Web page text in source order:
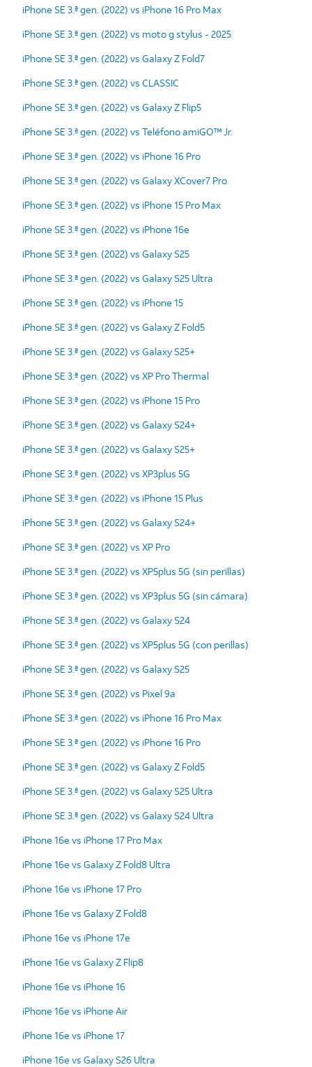
iPhone SE 3.ª gen. (2022) vs iPhone 16 Pro Max
iPhone SE 3.ª gen. (2022) vs moto g stylus - 2025
iPhone SE 3.ª gen. (2022) vs Galaxy Z Fold7
iPhone SE 3.ª gen. (2022) vs CLASSIC
iPhone SE 3.ª gen. (2022) vs Galaxy Z Flip5
iPhone SE 3.ª gen. (2022) vs Teléfono amiGO™ Jr.
iPhone SE 3.ª gen. (2022) vs iPhone 16 Pro
iPhone SE 3.ª gen. (2022) vs Galaxy XCover7 Pro
iPhone SE 3.ª gen. (2022) vs iPhone 15 Pro Max
iPhone SE 3.ª gen. (2022) vs iPhone 16e
iPhone SE 3.ª gen. (2022) vs Galaxy S25
iPhone SE 3.ª gen. (2022) vs Galaxy S25 Ultra
iPhone SE 3.ª gen. (2022) vs iPhone 15
iPhone SE 3.ª gen. (2022) vs Galaxy Z Fold5
iPhone SE 3.ª gen. (2022) vs Galaxy S25+
iPhone SE 3.ª gen. (2022) vs XP Pro Thermal
iPhone SE 3.ª gen. (2022) vs iPhone 15 Pro
iPhone SE 3.ª gen. (2022) vs Galaxy S24+
iPhone SE 3.ª gen. (2022) vs Galaxy S25+
iPhone SE 3.ª gen. (2022) vs XP3plus 5G
iPhone SE 3.ª gen. (2022) vs iPhone 15 Plus
iPhone SE 3.ª gen. (2022) vs Galaxy S24+
iPhone SE 3.ª gen. (2022) vs XP Pro
iPhone SE 3.ª gen. (2022) vs XP5plus 5G (sin perillas)
iPhone SE 3.ª gen. (2022) vs XP3plus 5G (sin cámara)
iPhone SE 3.ª gen. (2022) vs Galaxy S24
iPhone SE 3.ª gen. (2022) vs XP5plus 5G (con perillas)
iPhone SE 3.ª gen. (2022) vs Galaxy S25
iPhone SE 3.ª gen. (2022) vs Pixel 9a
iPhone SE 3.ª gen. (2022) vs iPhone 16 Pro Max
iPhone SE 3.ª gen. (2022) vs iPhone 16 Pro
iPhone SE 3.ª gen. (2022) vs Galaxy Z Fold5
iPhone SE 3.ª gen. (2022) vs Galaxy S25 Ultra
iPhone SE 3.ª gen. (2022) vs Galaxy S24 Ultra
iPhone 16e vs iPhone 17 Pro Max
iPhone 16e vs Galaxy Z Fold8 Ultra
iPhone 16e vs iPhone 17 Pro
iPhone 16e vs Galaxy Z Fold8
iPhone 16e vs iPhone 17e
iPhone 16e vs Galaxy Z Flip8
iPhone 16e vs iPhone 16
iPhone 16e vs iPhone Air
iPhone 16e vs iPhone 17
iPhone 16e vs Galaxy S26 Ultra